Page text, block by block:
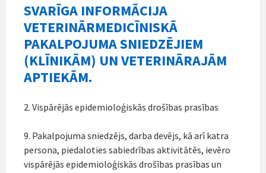
SVARĪGA INFORMĀCIJA
VETERINĀRMEDICĪNISKĀ
PAKALPOJUMA SNIEDZĒJIEM
(KLĪNIKĀM) UN VETERINĀRAJĀM
APTIEKĀM.
2. Vispārējās epidemioloģiskās drošības prasības
9. Pakalpojuma sniedzējs, darba devējs, kā arī katra
persona, piedaloties sabiedrības aktivitātēs, ievēro
vispārējās epidemioloģiskās drošības prasības un